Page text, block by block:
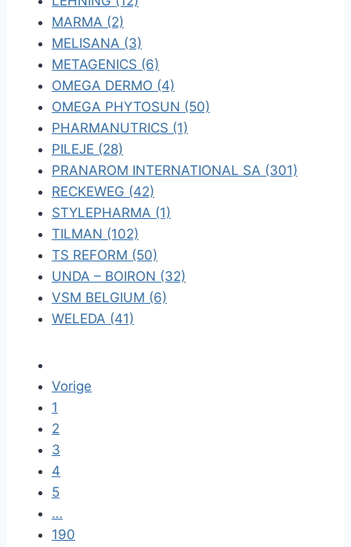
MARMA (2)
MELISANA (3)
METAGENICS (6)
OMEGA DERMO (4)
OMEGA PHYTOSUN (50)
PHARMANUTRICS (1)
PILEJE (28)
PRANAROM INTERNATIONAL SA (301)
RECKEWEG (42)
STYLEPHARMA (1)
TILMAN (102)
TS REFORM (50)
UNDA – BOIRON (32)
VSM BELGIUM (6)
WELEDA (41)
Vorige
1
2
3
4
5
…
190